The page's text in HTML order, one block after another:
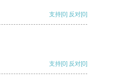
支持[0] 反对[0]
支持[0] 反对[0]